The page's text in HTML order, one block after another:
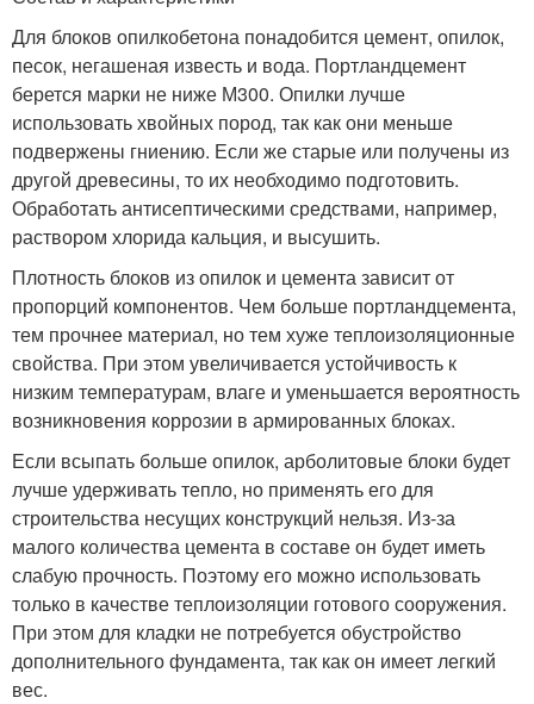
Для блоков опилкобетона понадобится цемент, опилок,
песок, негашеная известь и вода. Портландцемент
берется марки не ниже М300. Опилки лучше
использовать хвойных пород, так как они меньше
подвержены гниению. Если же старые или получены из
другой древесины, то их необходимо подготовить.
Обработать антисептическими средствами, например,
раствором хлорида кальция, и высушить.
Плотность блоков из опилок и цемента зависит от
пропорций компонентов. Чем больше портландцемента,
тем прочнее материал, но тем хуже теплоизоляционные
свойства. При этом увеличивается устойчивость к
низким температурам, влаге и уменьшается вероятность
возникновения коррозии в армированных блоках.
Если всыпать больше опилок, арболитовые блоки будет
лучше удерживать тепло, но применять его для
строительства несущих конструкций нельзя. Из-за
малого количества цемента в составе он будет иметь
слабую прочность. Поэтому его можно использовать
только в качестве теплоизоляции готового сооружения.
При этом для кладки не потребуется обустройство
дополнительного фундамента, так как он имеет легкий
вес.